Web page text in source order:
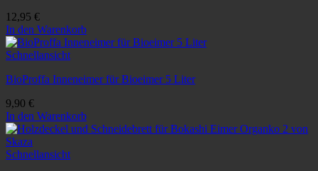
12,95 €
In den Warenkorb
Schnellansicht
BioProffa Inneneimer für Bioeimer 5 Liter
9,90 €
In den Warenkorb
Schnellansicht